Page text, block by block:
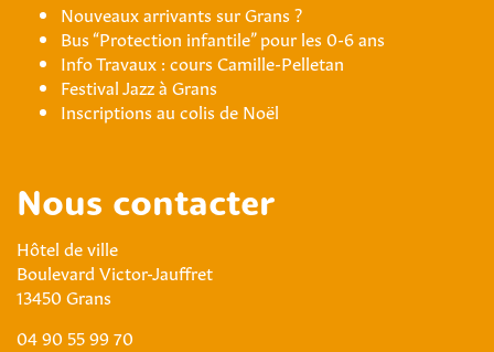
Nouveaux arrivants sur Grans ?
Bus “Protection infantile” pour les 0-6 ans
Info Travaux : cours Camille-Pelletan
Festival Jazz à Grans
Inscriptions au colis de Noël
Nous contacter
Hôtel de ville
Boulevard Victor-Jauffret
13450 Grans
04 90 55 99 70